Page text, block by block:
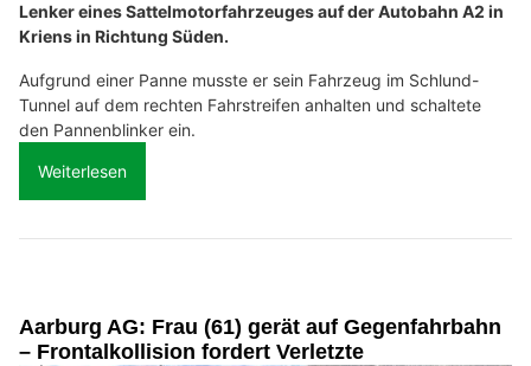
Lenker eines Sattelmotorfahrzeuges auf der Autobahn A2 in
Kriens in Richtung Süden.
Aufgrund einer Panne musste er sein Fahrzeug im Schlund-
Tunnel auf dem rechten Fahrstreifen anhalten und schaltete
den Pannenblinker ein.
Weiterlesen
Aarburg AG: Frau (61) gerät auf Gegenfahrbahn
– Frontalkollision fordert Verletzte